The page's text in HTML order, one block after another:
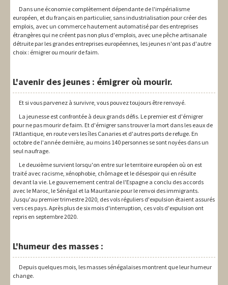
Dans une économie complètement dépendante de l'impérialisme
européen, et du français en particulier, sans industrialisation pour créer des
emplois, avec un commerce hautement automatisé par des entreprises
étrangères qui ne créent pas non plus d'emplois, avec une pêche artisanale
détruite par les grandes entreprises européennes, les jeunes n'ont pas d'autre
choix : émigrer ou mourir de faim.
L'avenir des jeunes : émigrer où mourir.
Et si vous parvenez à survivre, vous pouvez toujours être renvoyé.
La jeunesse est confrontée à deux grands défis. Le premier est d'émigrer
pour ne pas mourir de faim. Et d'émigrer sans trouver la mort dans les eaux de
l'Atlantique, en route vers les îles Canaries et d'autres ports de refuge. En
octobre de l'année dernière, au moins 140 personnes se sont noyées dans un
seul naufrage.
Le deuxième survient lorsqu'on entre sur le territoire européen où on est
traité avec racisme, xénophobie, chômage et le désespoir qui en résulte
devant la vie. Le gouvernement central de l'Espagne a conclu des accords
avec le Maroc, le Sénégal et la Mauritanie pour le renvoi des immigrants.
Jusqu'au premier trimestre 2020, des vols réguliers d'expulsion étaient assurés
vers ces pays. Après plus de six mois d'interruption, ces vols d'expulsion ont
repris en septembre 2020.
L'humeur des masses :
Depuis quelques mois, les masses sénégalaises montrent que leur humeur
change.